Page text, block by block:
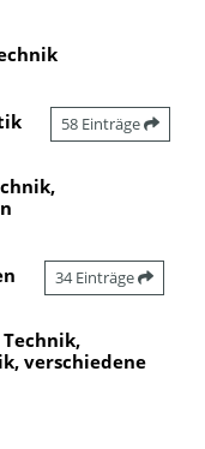
58 Einträge
34 Einträge
verschiedene